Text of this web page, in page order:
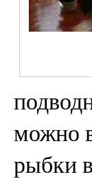
можно
рыбки